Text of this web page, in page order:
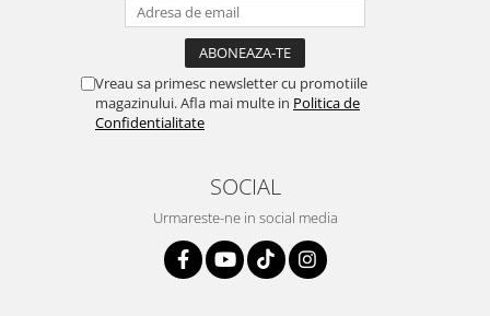
Vreau sa primesc newsletter cu promotiile
magazinului. Afla mai multe in Politica de
Confidentialitate
SOCIAL
Urmareste-ne in social media